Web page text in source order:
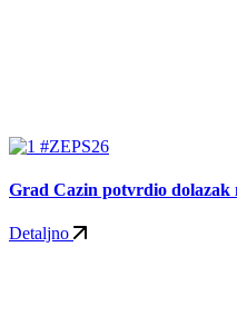
#ZEPS26
Grad Cazin potvrdio dolazak
Detaljno